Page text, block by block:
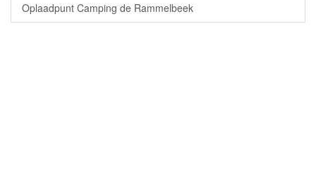
Oplaadpunt Camping de Rammelbeek